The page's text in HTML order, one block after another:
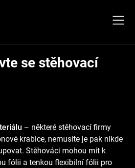
se stěhovací
– některé stěhovací firmy
krabice, nemusíte je pak nikde
Stěhováci mohou mít k
fólii a tenkou flexibilní fólii pro